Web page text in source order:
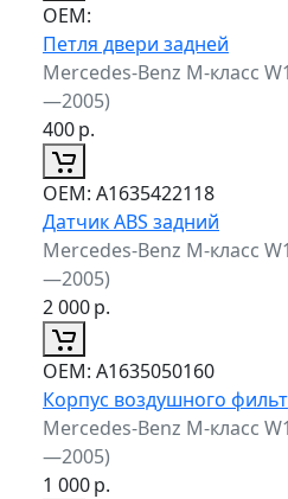
ОЕМ:
Петля двери задней
Mercedes-Benz M-класс
—2005)
400р.
ОЕМ: A1635422118
Датчик ABS задний
Mercedes-Benz M-класс
—2005)
2 000р.
ОЕМ: A1635050160
Корпус воздушного
Mercedes-Benz M-класс
—2005)
1 000р.